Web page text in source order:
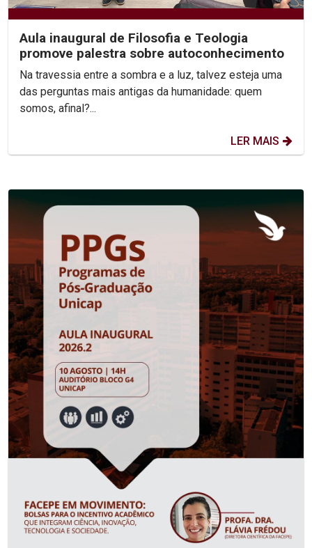
Aula inaugural de Filosofia e Teologia
promove palestra sobre autoconhecimento
Na travessia entre a sombra e a luz, talvez esteja uma
das perguntas mais antigas da humanidade: quem
somos, afinal?...
LER MAIS